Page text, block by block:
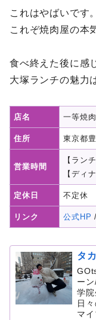
これはやばいです。
これぞ焼肉屋の本
食べ終えた後に感
大塚ランチの魅力
店名 一等焼肉
住所 東京都
営業時間
【ラン
【ディ
定休日 不定休
リンク 公式HP /
タ
ー
学院
日
マイ